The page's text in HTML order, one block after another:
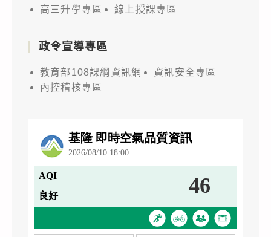
高三升學專區
線上授課專區
政令宣導專區
教育部108課綱資訊網
資訊安全專區
內控稽核專區